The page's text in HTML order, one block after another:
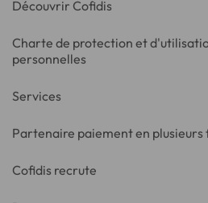
Découvrir Cofidis
Charte de protection et
personnelles
Services
Partenaire paiement en plusieurs
Cofidis recrute